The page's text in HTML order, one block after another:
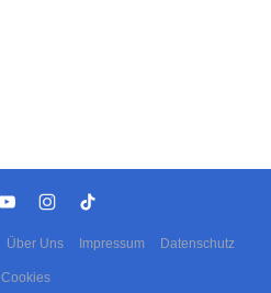
Über Uns Impressum Datenschutz
Cookies